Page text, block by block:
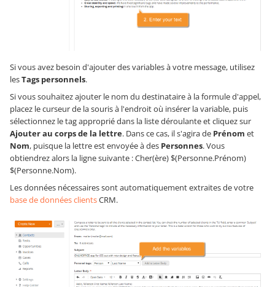
Si vous avez besoin d'ajouter des variables à votre message, utilisez
lesTags personnels.
Si vous souhaitez ajouter le nom du destinataire à la formule d'appel,
placez le curseur de la souris à l'endroit où insérer la variable, puis
sélectionnez le tag approprié dans la liste déroulante et cliquez sur
Ajouter au corps de la lettre. Dans ce cas, il s'agira de Prénom et
Nom, puisque la lettre est envoyée à des Personnes. Vous
obtiendrez alors la ligne suivante : Cher(ère) $(Personne.Prénom)
$(Personne.Nom).
Les données nécessaires sont automatiquement extraites de votre
base de données clientsCRM.